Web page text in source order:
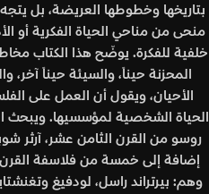
بتاريخها وخطوطها العريضة، بل
منحى من مناحي الحياة الفكرية أو
خلفية للفكرة. يوضّح هذا الكتاب
المحزنة حيناً، والسيئة حيناً
الأحيان، ويقول أن العمل على
الحياة الشخصية لمؤسسيها. ويبحث
روسو من القرن الثامن عشر، آرثر
إضافة إلى خمسة من فلاسفة القرن
وهم: بيرتراند راسل، لودفيغ